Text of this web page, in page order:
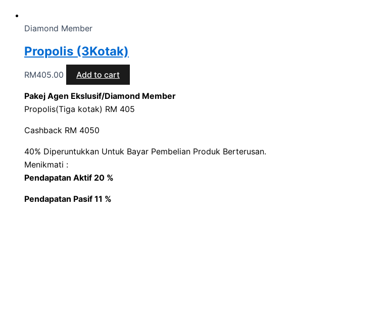
Diamond Member
Propolis (3Kotak)
RM405.00 Add to cart
Pakej Agen Ekslusif/Diamond Member
Propolis(Tiga kotak) RM 405
Cashback RM 4050
40% Diperuntukkan Untuk Bayar Pembelian Produk Berterusan.
Menikmati :
Pendapatan Aktif 20 %
Pendapatan Pasif 11 %